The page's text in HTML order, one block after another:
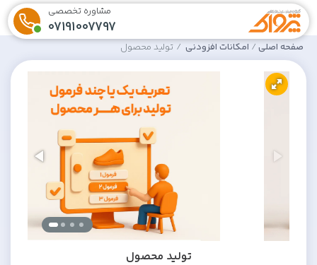
مشاوره تخصصی
07191007797
صفحه اصلی امکانات افزودنی تولید محصول
تولید محصول